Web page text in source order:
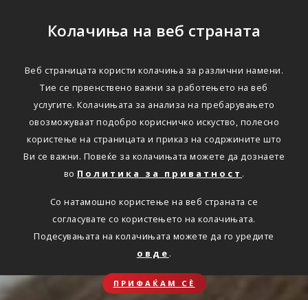
Колачиња на веб страната
Веб страницата користи колачиња за различни намени.
Тие се првенствено важни за работењето на веб
услугите. Колачињата за анализа на пребарувањето
овозможуваат подобро корисничко искуство, полесно
користење на страницата и приказ на содржините што
Ви се важни. Повеќе за колачињата можете да дознаете
во Политика за приватност .
Со натамошно користење на веб страната се
согласувате со користењето на колачињата.
Подесувањата на колачињата можете да го уредите
овде .
ПРИФАЌАМ СЀ